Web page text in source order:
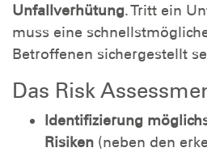
Unfallverhütung. Tritt ein
muss eine
Betroffenen sichergestellt
Das Risk
Identifizierung
Risiken (neben den